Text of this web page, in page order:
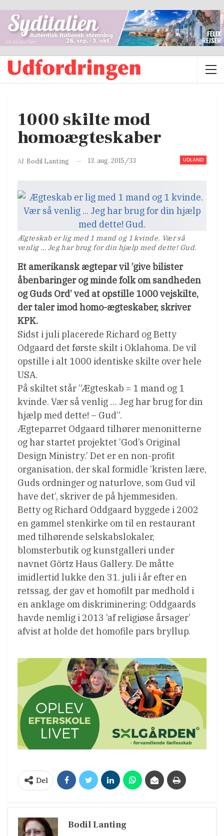
1000 skilte mod
homoægteskaber
UDLAND
Af Bodil Lanting 13. aug. 2015/33
Ægteskab er lig med 1 mand og 1 kvinde. Vær så
venlig … Jeg har brug for din hjælp med dette! Gud.
Et amerikansk ægtepar vil ’give bilister
åbenbaringer og minde folk om sandheden
og Guds Ord’ ved at opstille 1000 vejskilte,
der taler imod homo-ægteskaber, skriver
KPK.
Sidst i juli placerede Richard og Betty
Odgaard det første skilt i Oklahoma. De vil
opstille i alt 1000 identiske skilte over hele
USA.
På skiltet står ”Ægteskab = 1 mand og 1
kvinde. Vær så venlig … Jeg har brug for din
hjælp med dette! – Gud”.
Ægteparret Odgaard tilhører menonitterne
og har startet projektet ’God’s Original
Design Ministry.’ Det er en non-profit
organisation, der skal formidle ’kristen lære,
Guds ordninger og naturlove, som Gud vil
have det’, skriver de på hjemmesiden.
Betty og Richard Oddgaard byggede i 2002
en gammel stenkirke om til en restaurant
med tilhørende selskabslokaler,
blomsterbutik og kunstgalleri under
navnet Görtz Haus Gallery. De måtte
imidlertid lukke den 31. juli i år efter en
retssag, der gav et homofilt par medhold i
en anklage om diskriminering: Oddgaards
havde nemlig i 2013 ’af religiøse årsager’
afvist at holde det homofile pars bryllup.
Del
Bodil Lanting